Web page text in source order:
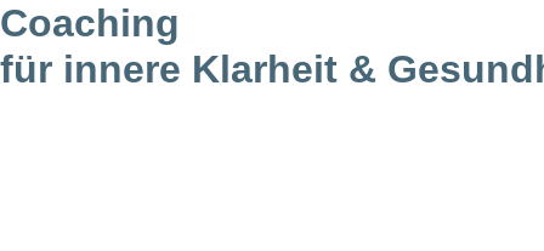
Coaching
für innere Klarheit &